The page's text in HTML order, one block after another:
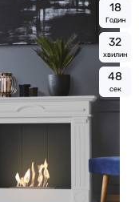
18
Годин
32
хвилин
47
сек